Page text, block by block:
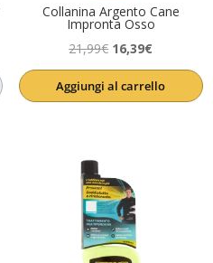
Collanina Argento Cane
Impronta Osso
21,99€ Il
prezzo
originale
16,39€Il
prezzo
attuale
Aggiungi al carrello